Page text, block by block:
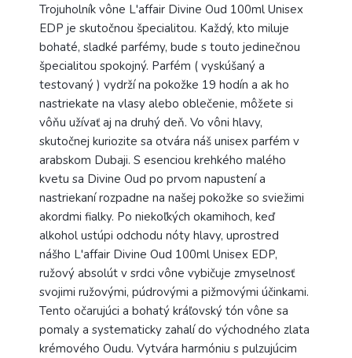
Trojuholník vône L'affair Divine Oud 100ml Unisex
EDP je skutočnou špecialitou. Každý, kto miluje
bohaté, sladké parfémy, bude s touto jedinečnou
špecialitou spokojný. Parfém ( vyskúšaný a
testovaný ) vydrží na pokožke 19 hodín a ak ho
nastriekate na vlasy alebo oblečenie, môžete si
vôňu užívať aj na druhý deň. Vo vôni hlavy,
skutočnej kuriozite sa otvára náš unisex parfém v
arabskom Dubaji. S esenciou krehkého malého
kvetu sa Divine Oud po prvom napustení a
nastriekaní rozpadne na našej pokožke so sviežimi
akordmi fialky. Po niekoľkých okamihoch, keď
alkohol ustúpi odchodu nóty hlavy, uprostred
nášho L'affair Divine Oud 100ml Unisex EDP,
ružový absolút v srdci vône vybičuje zmyselnosť
svojimi ružovými, púdrovými a pižmovými účinkami.
Tento očarujúci a bohatý kráľovský tón vône sa
pomaly a systematicky zahalí do východného zlata
krémového Oudu. Vytvára harmóniu s pulzujúcim